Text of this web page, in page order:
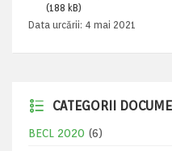
(188 kB)
Data urcării: 4 mai 2021
CATEGORII
BECL 2020 (6)